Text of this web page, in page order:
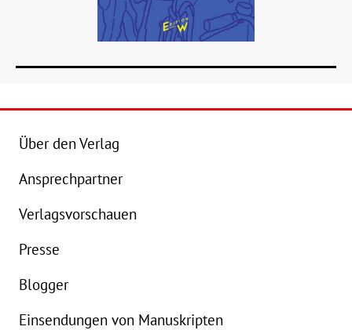
Über den Verlag
Ansprechpartner
Verlagsvorschauen
Presse
Blogger
Einsendungen von Manuskripten